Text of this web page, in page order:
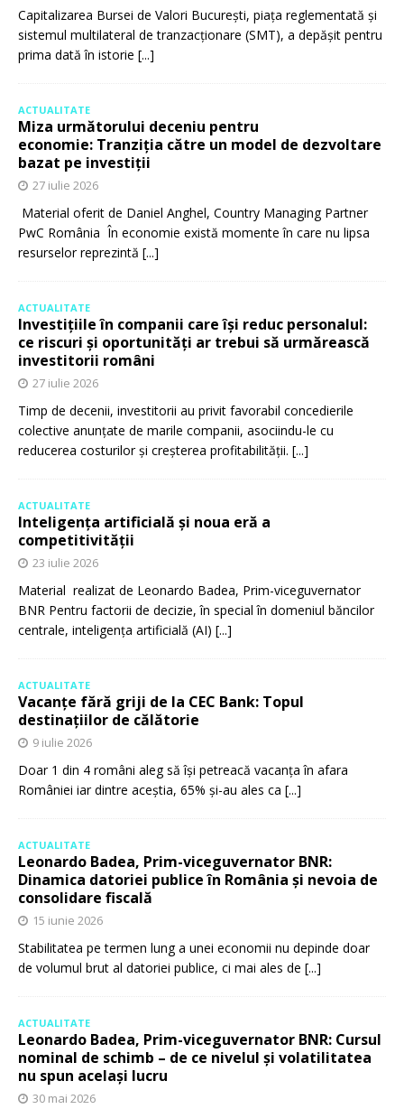
Capitalizarea Bursei de Valori București, piața reglementată și
sistemul multilateral de tranzacționare (SMT), a depășit pentru
prima dată în istorie [...]
ACTUALITATE
Miza următorului deceniu pentru
economie: Tranziția către un model de dezvoltare
bazat pe investiții
27 iulie 2026
Material oferit de Daniel Anghel, Country Managing Partner
PwC România În economie există momente în care nu lipsa
resurselor reprezintă [...]
ACTUALITATE
Investițiile în companii care își reduc personalul:
ce riscuri și oportunități ar trebui să urmărească
investitorii români
27 iulie 2026
Timp de decenii, investitorii au privit favorabil concedierile
colective anunțate de marile companii, asociindu-le cu
reducerea costurilor și creșterea profitabilității. [...]
ACTUALITATE
Inteligența artificială și noua eră a
competitivității
23 iulie 2026
Material realizat de Leonardo Badea, Prim-viceguvernator
BNR Pentru factorii de decizie, în special în domeniul băncilor
centrale, inteligența artificială (AI) [...]
ACTUALITATE
Vacanțe fără griji de la CEC Bank: Topul
destinațiilor de călătorie
9 iulie 2026
Doar 1 din 4 români aleg să își petreacă vacanța în afara
României iar dintre aceștia, 65% și-au ales ca [...]
ACTUALITATE
Leonardo Badea, Prim-viceguvernator BNR:
Dinamica datoriei publice în România și nevoia de
consolidare fiscală
15 iunie 2026
Stabilitatea pe termen lung a unei economii nu depinde doar
de volumul brut al datoriei publice, ci mai ales de [...]
ACTUALITATE
Leonardo Badea, Prim-viceguvernator BNR: Cursul
nominal de schimb – de ce nivelul și volatilitatea
nu spun același lucru
30 mai 2026